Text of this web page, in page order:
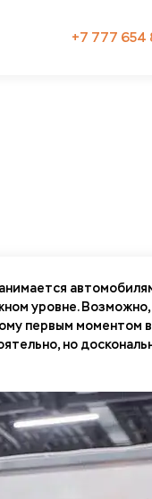
+7 777 654
уровне.
первым моментом
но